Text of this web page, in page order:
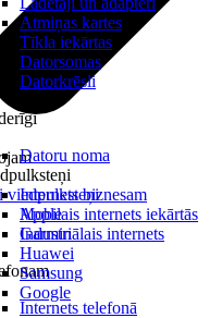
Internets biznesam
Mobilais internets iekārtās
Industriālais internets
Internets telefonā
Atmiņas kartes
Tīkla iekārtas
Datorsomas
Datorkrēsli
Datoru noma
viedpulksteņi
Apple
Garmin
Huawei
Samsung
Google